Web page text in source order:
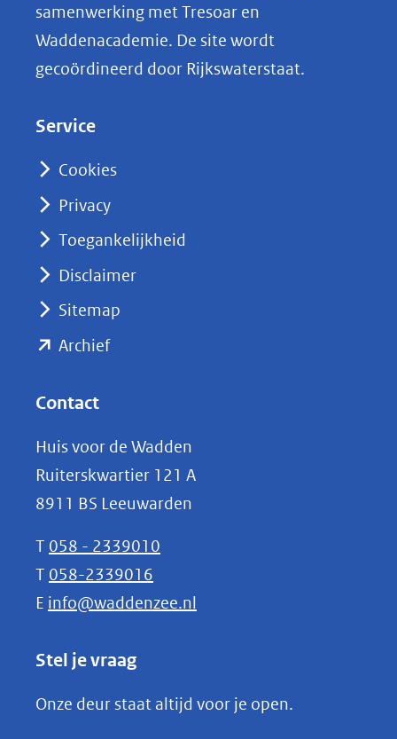
k
e
nieuw
naar
samenwerking met Tresoar en
Waddenacademie. De site wordt
gecoördineerd door Rijkswaterstaat.
Service
Cookies
Privacy
Toegankelijkheid
Disclaimer
Sitemap
Archief(opent
(verwijst
naar
een
andere
website)
Contact
Huis voor de Wadden
Ruiterskwartier 121 A
8911 BS Leeuwarden
T 058 - 2339010
T 058-2339016
E info@waddenzee.nl
Stel je vraag
Onze deur staat altijd voor je open.